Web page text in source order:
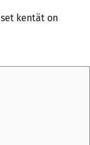
kentät on